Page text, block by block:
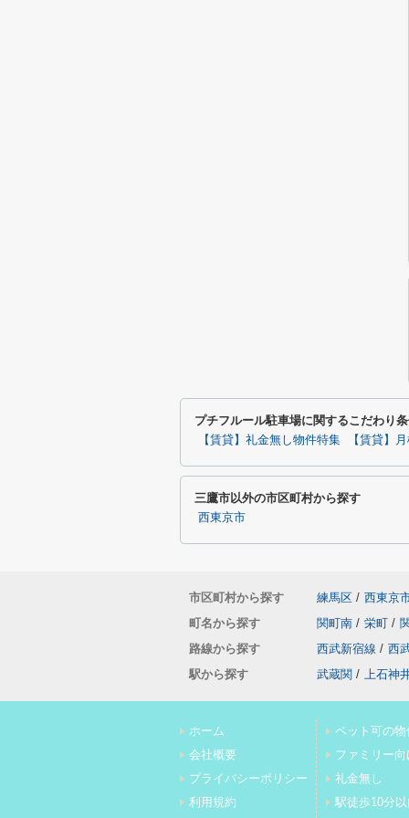
プチフルール駐車場に関するこだわり
【賃貸】礼金無し物件特集 【賃貸】
三鷹市以外の市区町村から探す
西東京市
市区町村から探す 練馬区 / 西東京
町名から探す
関町南 / 栄町 /
路線から探す
西武新宿線 / 西
駅から探す
武蔵関 / 上石神
ホーム
会社概要
プライバシーポリシー
利用規約
ペット可の物
ファミリー
礼金無し
駅徒歩10分